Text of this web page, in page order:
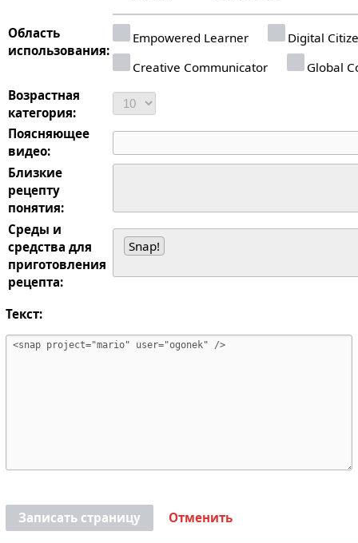
Область
использования:
Empowered Learner
Digital
Creative Communicator
Global
Возрастная
категория:
Поясняющее
видео:
Близкие
рецепту
понятия:
Среды и
средства для
приготовления
рецепта:
Snap!
Текст:
Записать страницу Отменить